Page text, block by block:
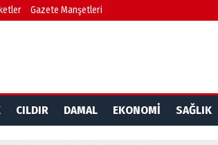
Gazete Manşetleri
CILDIR DAMAL EKONOMİ SAĞLIK